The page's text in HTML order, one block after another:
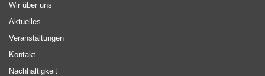
Wir über uns
Aktuelles
Veranstaltungen
Kontakt
Nachhaltigkeit